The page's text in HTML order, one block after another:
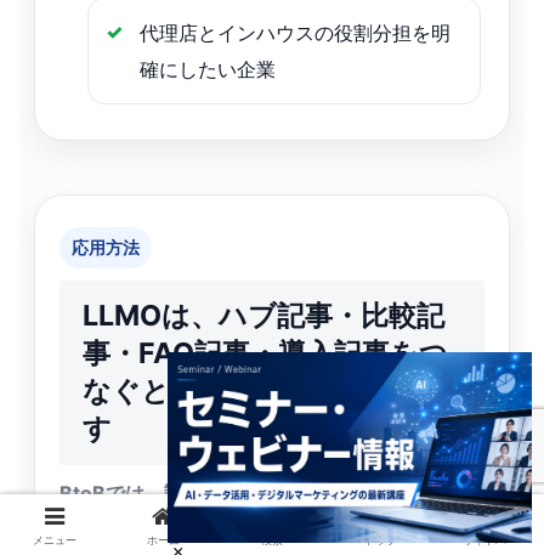
代理店とインハウスの役割分担を明
確にしたい企業
応用方法
LLMOは、ハブ記事・比較記
事・FAQ記事・導入記事をつ
なぐと実務化しやすくなりま
す
BtoBでは、読者の検討段階ごとに記事の役割を
分けることが重要です。
メニュー ホーム 検索 トップ サイドバー